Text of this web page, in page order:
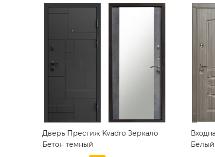
Дверь Престиж Kvadro Зеркало
Бетон темный
Белый